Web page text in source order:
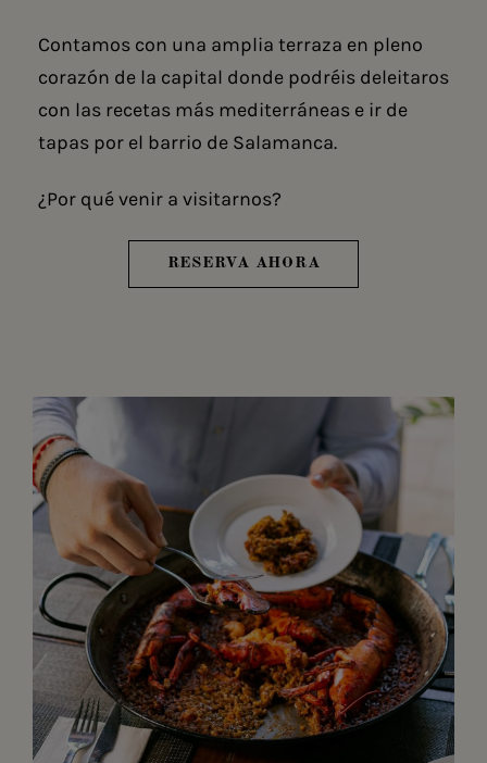
Contamos con una amplia terraza en pleno
corazón de la capital donde podréis deleitaros
con las recetas más mediterráneas e ir de
tapas por el barrio de Salamanca.
¿Por qué venir a visitarnos?
RESERVA AHORA